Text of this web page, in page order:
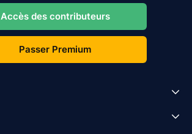
Accès des contributeurs
Passer Premium